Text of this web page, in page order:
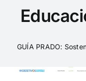
GUÍA PRADO: